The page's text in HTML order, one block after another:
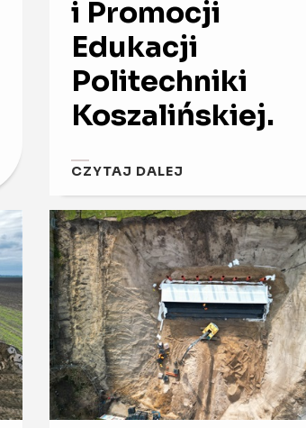
i Promocji
Edukacji
Politechniki
Koszalińskiej.
CZYTAJ DALEJ